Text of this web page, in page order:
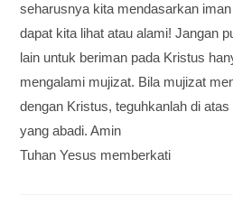
seharusnya kita mendasarkan
dapat kita lihat atau alami! Jangan
lain untuk beriman pada Kristus
mengalami mujizat. Bila mujizat
dengan Kristus, teguhkanlah di
yang abadi. Amin
Tuhan Yesus memberkati